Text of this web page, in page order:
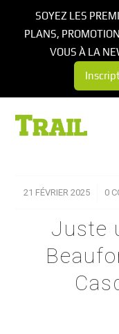
21 FÉVRIER 2025
/ 0
Juste
SOYEZ LES
PLANS,
VOUS À LA